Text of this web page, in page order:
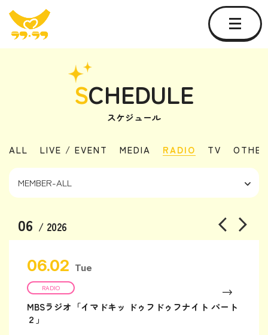
SCHEDULE
スケジュール
ALL LIVE / EVENT MEDIA RADIO TV OTHER
06 / 2026
06.02 Tue
RADIO
MBSラジオ「イマドキッ ドゥフドゥフナイト パート
２」